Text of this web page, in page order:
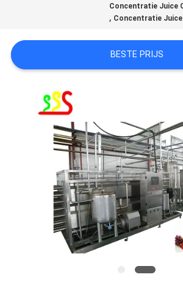
EEN
OFFERTE
SITEMAP
PRIVACY
POLICY
Concentratie Juice
, Concentratie
BESTE PRIJS